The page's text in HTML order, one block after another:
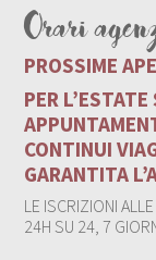
Orari
PROSSIME
PER
CONTINUI
GARANTITA
LE ISCRIZIONI
24H SU 24, 7